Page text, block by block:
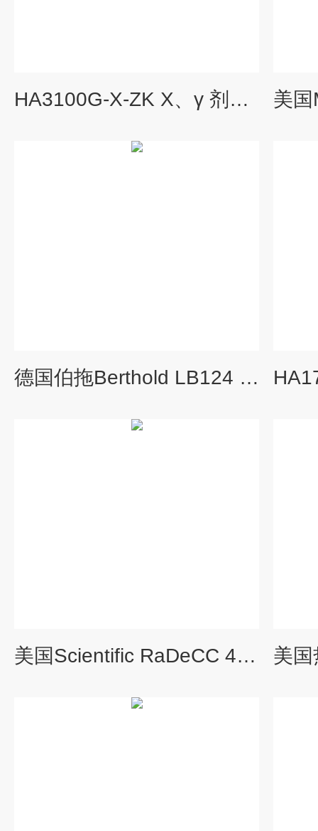
HA3100G-X-ZK X、γ 剂量率仪
德国伯拖Berthold LB124 SCINT表面沾污仪
美国Scientific RaDeCC 4镭同位素测定仪